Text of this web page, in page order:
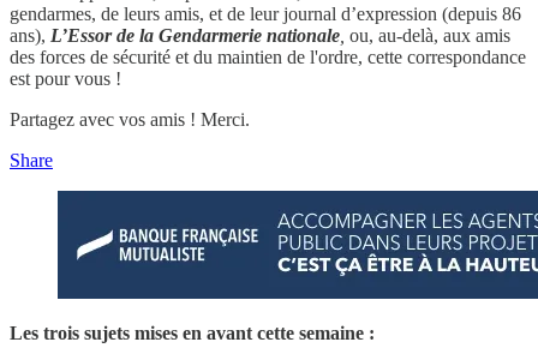
gendarmes, de leurs amis, et de leur journal d’expression (depuis 86
ans), L’Essor de la Gendarmerie nationale ou, au-delà, aux amis
des forces de sécurité et du maintien de l'ordre, cette correspondance
est pour vous !
Partagez avec vos amis ! Merci.
Share
Les trois sujets mises en avant cette semaine :